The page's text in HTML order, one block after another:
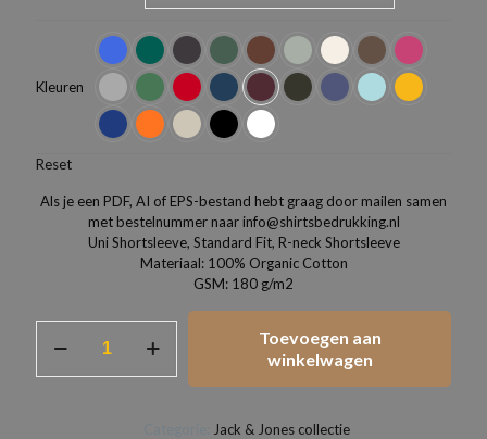
Kleuren
Reset
Als je een PDF, AI of EPS-bestand hebt graag door mailen samen
met bestelnummer naar info@shirtsbedrukking.nl
Uni Shortsleeve, Standard Fit, R-neck Shortsleeve
Materiaal: 100% Organic Cotton
GSM: 180 g/m2
Shirt
Toevoegen aan
winkelwagen
Jack & Jones collectie